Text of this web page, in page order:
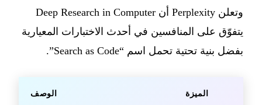
وتعلن Perplexity أن Deep Research in Computer
يتفوّق على المنافسين في أحدث الاختبارات المعيارية
بفضل بنية تحتية تحمل اسم “Search as Code”.
الميزة الوصف